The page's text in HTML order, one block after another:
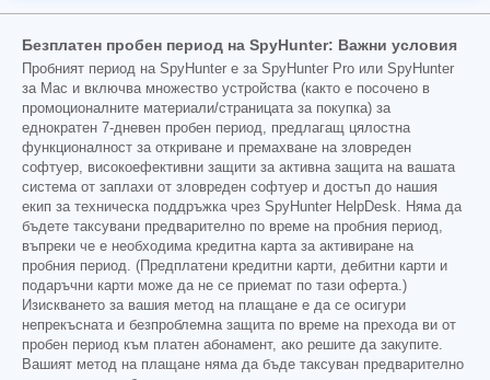
Безплатен пробен период на SpyHunter: Важни условия
Пробният период на SpyHunter е за SpyHunter Pro или SpyHunter
за Mac и включва множество устройства (както е посочено в
промоционалните материали/страницата за покупка) за
еднократен 7-дневен пробен период, предлагащ цялостна
функционалност за откриване и премахване на зловреден
софтуер, високоефективни защити за активна защита на вашата
система от заплахи от зловреден софтуер и достъп до нашия
екип за техническа поддръжка чрез SpyHunter HelpDesk. Няма да
бъдете таксувани предварително по време на пробния период,
въпреки че е необходима кредитна карта за активиране на
пробния период. (Предплатени кредитни карти, дебитни карти и
подаръчни карти може да не се приемат по тази оферта.)
Изискването за вашия метод на плащане е да се осигури
непрекъсната и безпроблемна защита по време на прехода ви от
пробен период към платен абонамент, ако решите да закупите.
Вашият метод на плащане няма да бъде таксуван предварително